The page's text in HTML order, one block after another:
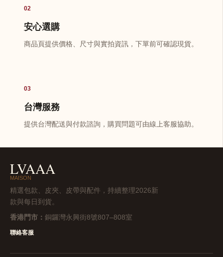
02
安心選購
商品頁提供價格、尺寸與實拍資訊，下單前可確認現貨。
03
台灣服務
提供台灣配送與付款諮詢，購買問題可由線上客服協助。
LVAAA
MAISON
精選包款、皮夾、皮帶與配件，持續整理2026新
款與每日到貨。
香港門市： 銅鑼灣永興街8號807–808室
聯絡客服